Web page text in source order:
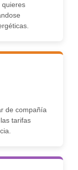
quieres
de compañía
tarifas